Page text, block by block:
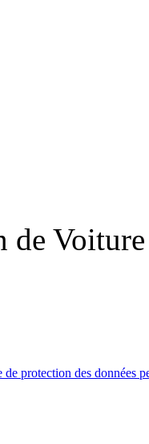
de
de protection des données